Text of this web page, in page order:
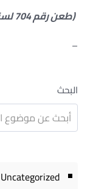
(طعن رقم 704 لسنة 37ق “إدارية عليا” جلسة 24/8/1996)
–
البحث
Uncategorized